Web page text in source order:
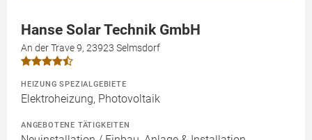
Hanse Solar Technik GmbH
An der Trave 9, 23923 Selmsdorf
HEIZUNG SPEZIALGEBIETE
Elektroheizung, Photovoltaik
ANGEBOTENE TÄTIGKEITEN